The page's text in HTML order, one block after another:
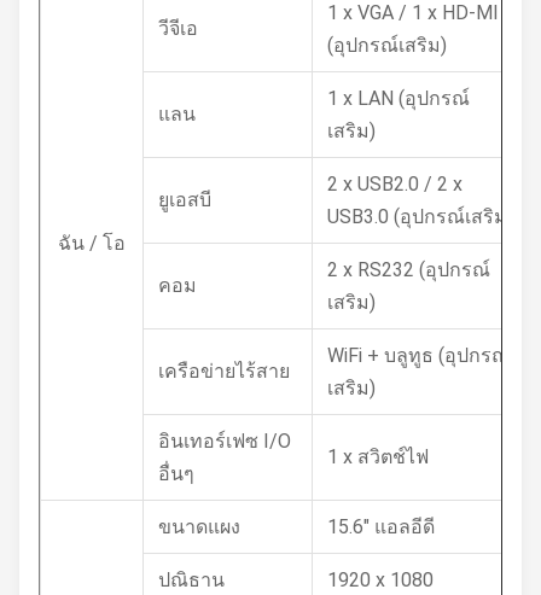
ฉัน / โอ
วีจีเอ
1 x VGA / 1 x HD-MI
(อุปกรณ์เสริม)
แลน
1 x LAN (อุปกรณ์
เสริม)
ยูเอสบี
2 x USB2.0 / 2 x
USB3.0 (อุปกรณ์เสริม)
คอม
2 x RS232 (อุปกรณ์
เสริม)
เครือข่ายไร้สาย
WiFi + บลูทูธ (อุปกรณ์
เสริม)
อินเทอร์เฟซ I/O
อื่นๆ
1 x สวิตช์ไฟ
ขนาดแผง 15.6" แอลอีดี
ปณิธาน 1920 x 1080